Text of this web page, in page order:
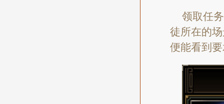
领取任
徒所在的
便能看到